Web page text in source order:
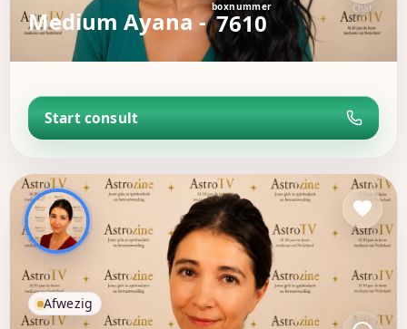
Chat
Medium Ayana -boxnummer
7610
Start consult
Afwezig